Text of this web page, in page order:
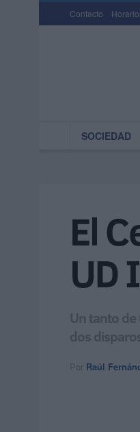
Contacto
SOCIEDAD
El
UD
Un tanto
dos
Por Raúl